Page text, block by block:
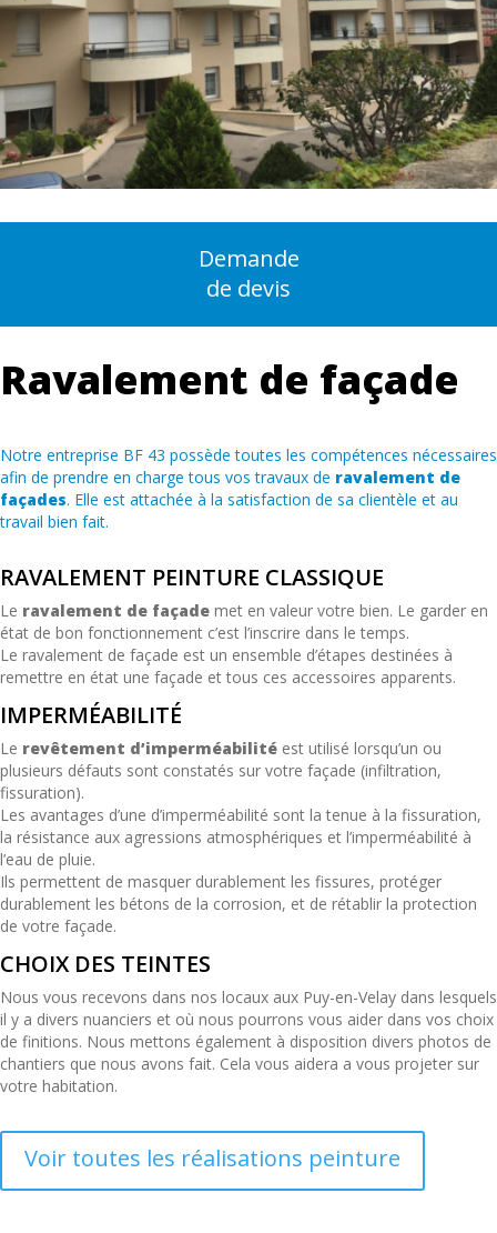
Demande
de devis
Ravalement de façade
Notre entreprise BF 43 possède toutes les compétences nécessaires
afin de prendre en charge tous vos travaux de ravalement de
façades. Elle est attachée à la satisfaction de sa clientèle et au
travail bien fait.
RAVALEMENT PEINTURE CLASSIQUE
Le ravalement de façade met en valeur votre bien. Le garder en
état de bon fonctionnement c’est l’inscrire dans le temps.
Le ravalement de façade est un ensemble d’étapes destinées à
remettre en état une façade et tous ces accessoires apparents.
IMPERMÉABILITÉ
Le revêtement d’imperméabilité est utilisé lorsqu’un ou
plusieurs défauts sont constatés sur votre façade (infiltration,
fissuration).
Les avantages d’une d’imperméabilité sont la tenue à la fissuration,
la résistance aux agressions atmosphériques et l’imperméabilité à
l’eau de pluie.
Ils permettent de masquer durablement les fissures, protéger
durablement les bétons de la corrosion, et de rétablir la protection
de votre façade.
CHOIX DES TEINTES
Nous vous recevons dans nos locaux aux Puy-en-Velay dans lesquels
il y a divers nuanciers et où nous pourrons vous aider dans vos choix
de finitions. Nous mettons également à disposition divers photos de
chantiers que nous avons fait. Cela vous aidera a vous projeter sur
votre habitation.
Voir toutes les réalisations peinture